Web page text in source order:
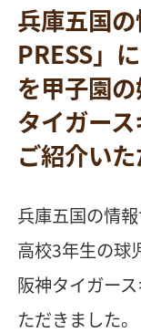
兵庫五国
PRESS」
を甲子園
タイガー
ご紹介いた
兵庫五国の情報
高校3年生の球
阪神タイガー
ただきました。